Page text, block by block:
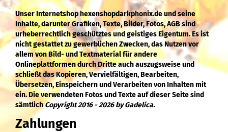
Unser Internetshop hexenshopdarkphonix.de und seine
Inhalte, darunter Grafiken, Texte, Bilder, Fotos, AGB sind
urheberrechtlich geschütztes und geistiges Eigentum. Es ist
nicht gestattet zu gewerblichen Zwecken, das Nutzen vor
allem von Bild- und Textmaterial für andere
Onlineplattformen durch Dritte auch auszugsweise und
schließt das Kopieren, Vervielfältigen, Bearbeiten,
Übersetzen, Einspeichern und Verarbeiten von Inhalten mit
ein. Die verwendeten Fotos und Texte auf dieser Seite sind
sämtlichCopyright 2016 - 2026 by Gadelica.
Zahlungen